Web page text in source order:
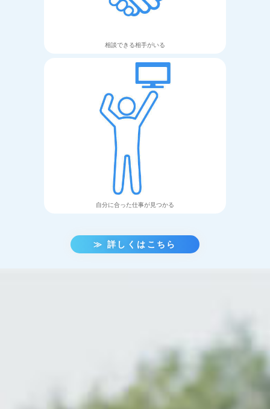
相談できる相手がいる
自分に合った仕事が見つかる
≫ 詳しくはこちら